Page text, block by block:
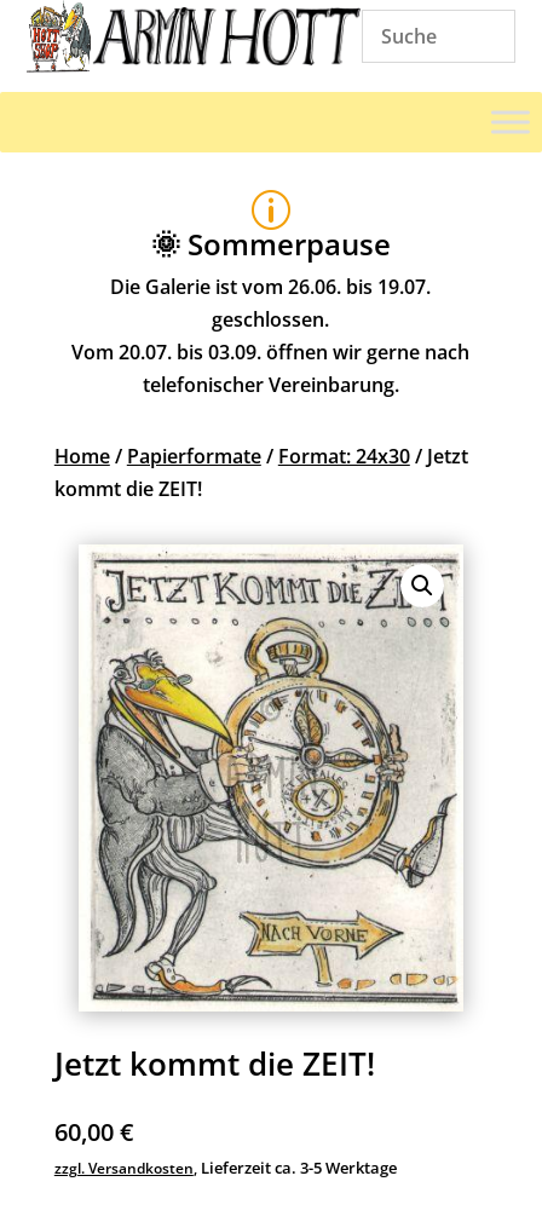
p
🌞 Sommerpause
Die Galerie ist vom 26.06. bis 19.07.
geschlossen.
Vom 20.07. bis 03.09. öffnen wir gerne nach
telefonischer Vereinbarung.
Home/ Papierformate/ Format: 24x30/ Jetzt
kommt die ZEIT!
Jetzt kommt die ZEIT!
60,00€
zzgl. Versandkosten, Lieferzeit ca. 3-5 Werktage